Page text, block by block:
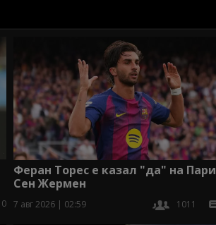
0
Феран Торес е казал "да" на Пари
Сен Жермен
7 авг 2026 | 02:59 1011